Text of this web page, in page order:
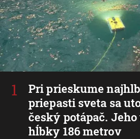
Pri prieskume
priepasti sveta sa
český potápač.
hĺbky 186 metrov